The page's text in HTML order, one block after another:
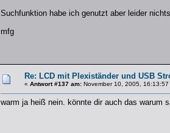
Suchfunktion habe ich genutzt aber leider
mfg
Re: LCD mit Plexiständer und USB
« Antwort #137 am: November 10, 2005, 16:13:57
warm ja heiß nein. könnte dir auch das warum